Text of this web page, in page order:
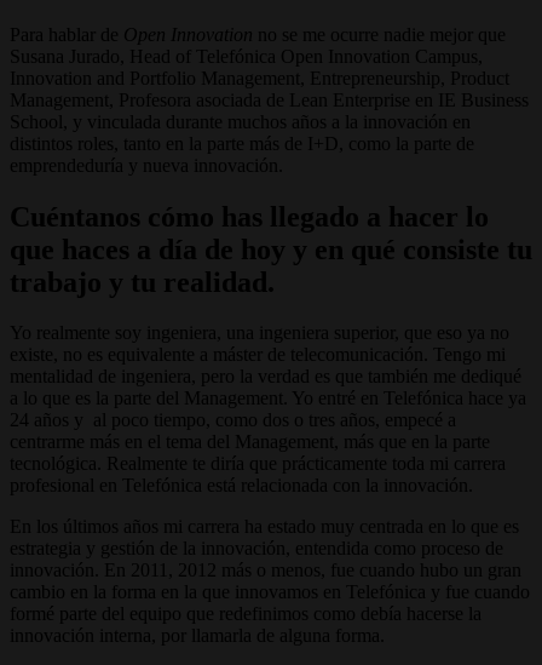
Para hablar de Open Innovation no se me ocurre nadie mejor que
Susana Jurado, Head of Telefónica Open Innovation Campus,
Innovation and Portfolio Management, Entrepreneurship, Product
Management, Profesora asociada de Lean Enterprise en IE Business
School, y vinculada durante muchos años a la innovación en
distintos roles, tanto en la parte más de I+D, como la parte de
emprendeduría y nueva innovación.
Cuéntanos cómo has llegado a hacer lo
que haces a día de hoy y en qué consiste tu
trabajo y tu realidad.
Yo realmente soy ingeniera, una ingeniera superior, que eso ya no
existe, no es equivalente a máster de telecomunicación. Tengo mi
mentalidad de ingeniera, pero la verdad es que también me dediqué
a lo que es la parte del Management. Yo entré en Telefónica hace ya
24 años y al poco tiempo, como dos o tres años, empecé a
centrarme más en el tema del Management, más que en la parte
tecnológica. Realmente te diría que prácticamente toda mi carrera
profesional en Telefónica está relacionada con la innovación.
En los últimos años mi carrera ha estado muy centrada en lo que es
estrategia y gestión de la innovación, entendida como proceso de
innovación. En 2011, 2012 más o menos, fue cuando hubo un gran
cambio en la forma en la que innovamos en Telefónica y fue cuando
formé parte del equipo que redefinimos como debía hacerse la
innovación interna, por llamarla de alguna forma.